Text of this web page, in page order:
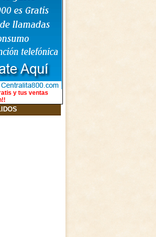
y tus ventas